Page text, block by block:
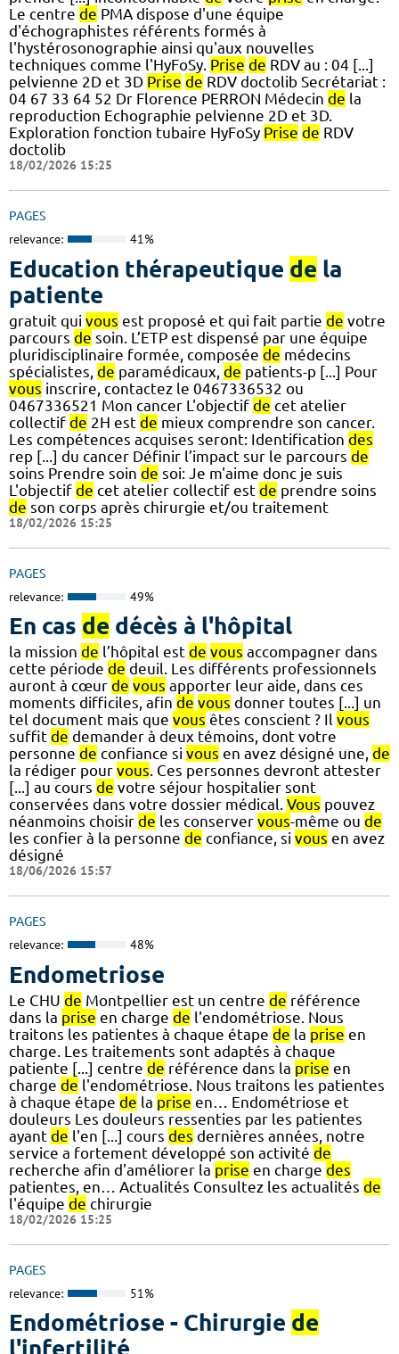
Le centre de PMA dispose d'une équipe
d'échographistes référents formés à
l'hystérosonographie ainsi qu'aux nouvelles
techniques comme l'HyFoSy. Prise de RDV au : 04 [...]
pelvienne 2D et 3D Prise de RDV doctolib Secrétariat :
04 67 33 64 52 Dr Florence PERRON Médecin de la
reproduction Echographie pelvienne 2D et 3D.
Exploration fonction tubaire HyFoSy Prise de RDV
doctolib
18/02/2026 15:25
PAGES
relevance: 41%
Education thérapeutique de la
patiente
gratuit qui vous est proposé et qui fait partie de votre
parcours de soin. L’ETP est dispensé par une équipe
pluridisciplinaire formée, composée de médecins
spécialistes, de paramédicaux, de patients-p [...] Pour
vous inscrire, contactez le 0467336532 ou
0467336521 Mon cancer L'objectif de cet atelier
collectif de 2H est de mieux comprendre son cancer.
Les compétences acquises seront: Identification des
rep [...] du cancer Définir l’impact sur le parcours de
soins Prendre soin de soi: Je m'aime donc je suis
L'objectif de cet atelier collectif est de prendre soins
de son corps après chirurgie et/ou traitement
18/02/2026 15:25
PAGES
relevance: 49%
En cas de décès à l'hôpital
la mission de l’hôpital est de vous accompagner dans
cette période de deuil. Les différents professionnels
auront à cœur de vous apporter leur aide, dans ces
moments difficiles, afin de vous donner toutes [...] un
tel document mais que vous êtes conscient ? Il vous
suffit de demander à deux témoins, dont votre
personne de confiance si vous en avez désigné une, de
la rédiger pour vous. Ces personnes devront attester
[...] au cours de votre séjour hospitalier sont
conservées dans votre dossier médical. Vous pouvez
néanmoins choisir de les conserver vous-même ou de
les confier à la personne de confiance, si vous en avez
désigné
18/06/2026 15:57
PAGES
relevance: 48%
Endometriose
Le CHU de Montpellier est un centre de référence
dans la prise en charge de l'endométriose. Nous
traitons les patientes à chaque étape de la prise en
charge. Les traitements sont adaptés à chaque
patiente [...] centre de référence dans la prise en
charge de l'endométriose. Nous traitons les patientes
à chaque étape de la prise en… Endométriose et
douleurs Les douleurs ressenties par les patientes
ayant de l'en [...] cours des dernières années, notre
service a fortement développé son activité de
recherche afin d'améliorer la prise en charge des
patientes, en… Actualités Consultez les actualités de
l'équipe de chirurgie
18/02/2026 15:25
PAGES
relevance: 51%
Endométriose - Chirurgie de
l'infertilité